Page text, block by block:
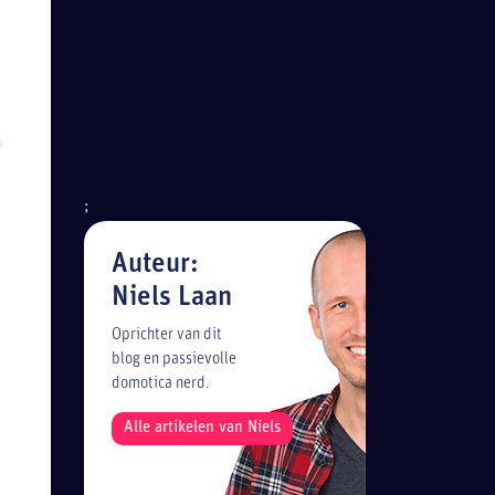
;
Auteur:
Niels Laan
Oprichter van dit
blog en passievolle
domotica nerd.
Alle artikelen van Niels